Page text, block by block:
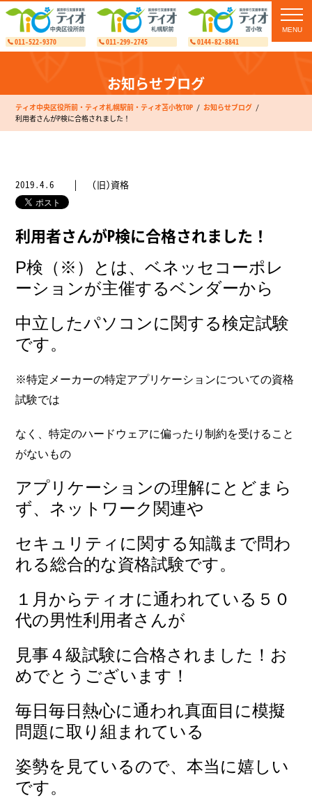
011-522-9370 011-299-2745 0144-82-8841
お知らせブログ
ティオ中央区役所前・ティオ札幌駅前・ティオ苫小牧TOP
お知らせブログ
利用者さんがP検に合格されました！
2019.4.6 (旧)資格
利用者さんがP検に合格されました！
P検（※）とは、ベネッセコーポレ
ーションが主催するベンダーから
中立したパソコンに関する検定試験
です。
※特定メーカーの特定アプリケーションについての資格
試験では
なく、特定のハードウェアに偏ったり制約を受けること
がないもの
アプリケーションの理解にとどまら
ず、ネットワーク関連や
セキュリティに関する知識まで問わ
れる総合的な資格試験です。
１月からティオに通われている５０
代の男性利用者さんが
見事４級試験に合格されました！ お
めでとうございます！
毎日毎日熱心に通われ真面目に模擬
問題に取り組まれている
姿勢を見ているので、本当に嬉しい
です。